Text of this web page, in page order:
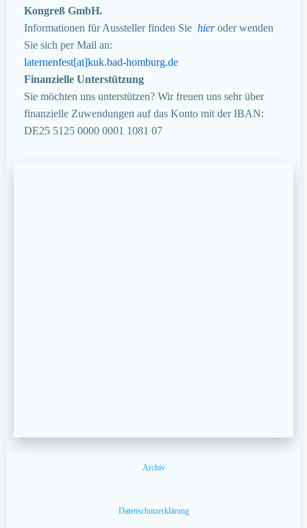
Kongreß GmbH.
Informationen für Aussteller finden Sie hieroder wenden
Sie sich per Mail an:
laternenfest[at]kuk.bad-homburg.de
Finanzielle Unterstützung
Sie möchten uns unterstützen? Wir freuen uns sehr über
finanzielle Zuwendungen auf das Konto mit der IBAN:
DE25 5125 0000 0001 1081 07
Archiv
Datenschutzerklärung